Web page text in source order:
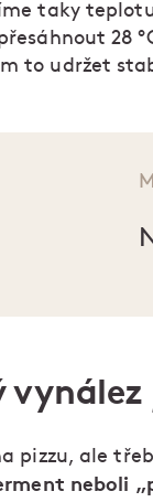
taky
28
to udržet
pizzu, ale
neboli